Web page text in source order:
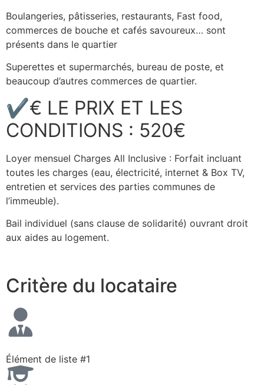
Boulangeries, pâtisseries, restaurants, Fast food,
commerces de bouche et cafés savoureux… sont
présents dans le quartier
Superettes et supermarchés, bureau de poste, et
beaucoup d’autres commerces de quartier.
✔€ LE PRIX ET LES
CONDITIONS : 520€
Loyer mensuel Charges All Inclusive : Forfait incluant
toutes les charges (eau, électricité, internet & Box TV,
entretien et services des parties communes de
l’immeuble).
Bail individuel (sans clause de solidarité) ouvrant droit
aux aides au logement.
Critère du locataire
Élément de liste #1